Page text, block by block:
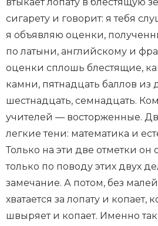
втыкает лопату в блестящую
сигарету и говорит: я тебя
я объявляю оценки,
по латыни, английскому и
оценки сплошь блестящие,
камни, пятнадцать баллов из
шестнадцать, семнадцать.
учителей — восторженные.
легкие тени: математика и
Только на эти две отметки
только по поводу этих двух
замечание. А потом, без
хватается за лопату и копает,
швыряет и копает. Именно